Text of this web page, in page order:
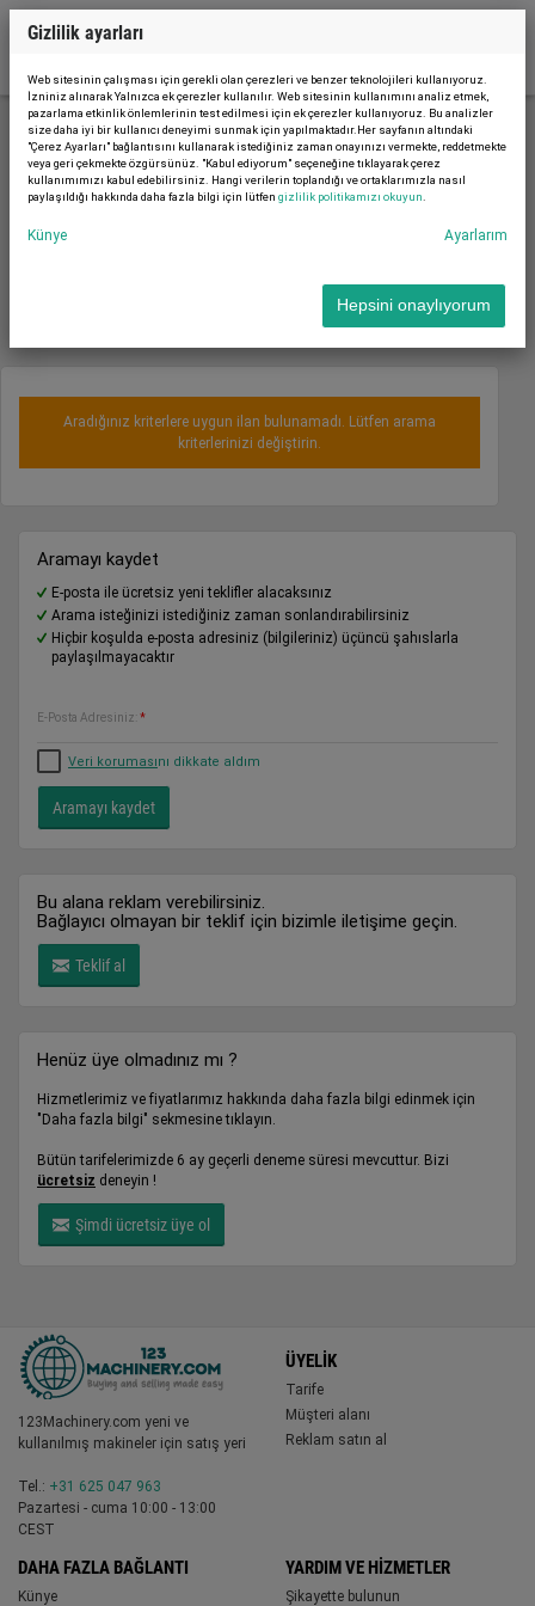
Depolama ekipmanları Taşıma ekipmanları
Aradığınız kriterlere uygun ilan bulunamadı. Lütfen arama
kriterlerinizi değiştirin.
Sıralama
Aramayı kaydet
E-posta ile ücretsiz yeni teklifler alacaksınız
Arama isteğinizi istediğiniz zaman sonlandırabilirsiniz
Hiçbir koşulda e-posta adresiniz (bilgileriniz) üçüncü şahıslarla
paylaşılmayacaktır
E-Posta Adresiniz: *
Veri korumasını dikkate aldım
Bu alana reklam verebilirsiniz.
Bağlayıcı olmayan bir teklif için bizimle iletişime geçin.
Teklif al
Henüz üye olmadınız mı ?
Hizmetlerimiz ve fiyatlarımız hakkında daha fazla bilgi edinmek için
"Daha fazla bilgi" sekmesine tıklayın.
Bütün tarifelerimizde 6 ay geçerli deneme süresi mevcuttur. Bizi
ücretsiz deneyin !
Şimdi ücretsiz üye ol
123Machinery.com yeni ve
kullanılmış makineler için satış yeri
Tel.: +31 625 047 963
Pazartesi - cuma 10:00 - 13:00
CEST
ÜYELIK
Tarife
Müşteri alanı
Reklam satın al
DAHA FAZLA BAĞLANTI
Künye
YARDIM VE HIZMETLER
Şikayette bulunun
Gizlilik ayarları
Web sitesinin çalışması için gerekli olan çerezleri ve benzer teknolojileri kullanıyoruz.
İzniniz alınarak Yalnızca ek çerezler kullanılır. Web sitesinin kullanımını analiz etmek,
pazarlama etkinlik önlemlerinin test edilmesi için ek çerezler kullanıyoruz. Bu analizler
size daha iyi bir kullanıcı deneyimi sunmak için yapılmaktadır.Her sayfanın altındaki
"Çerez Ayarları" bağlantısını kullanarak istediğiniz zaman onayınızı vermekte, reddetmekte
veya geri çekmekte özgürsünüz. "Kabul ediyorum" seçeneğine tıklayarak çerez
kullanımımızı kabul edebilirsiniz. Hangi verilerin toplandığı ve ortaklarımızla nasıl
paylaşıldığı hakkında daha fazla bilgi için lütfen gizlilik politikamızı okuyun
Künye Ayarlarım
Hepsini onaylıyorum